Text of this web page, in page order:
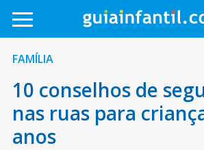
FAMÍLIA
10 conselhos de
nas ruas para
anos